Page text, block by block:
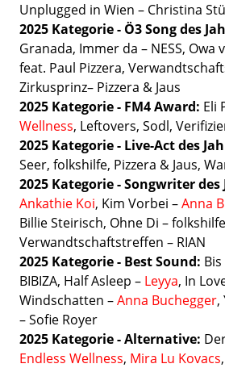
Unplugged in Wien – Christina
2025 Kategorie - Ö3 Song des
Granada, Immer da – NESS, Owa
feat. Paul Pizzera,
Zirkusprinz– Pizzera & Jaus
2025 Kategorie - FM4 Award: Eli
Wellness, Leftovers, Sodl,
2025 Kategorie - Live-Act des
Seer, folkshilfe, Pizzera & Jaus,
2025 Kategorie - Songwriter des
Ankathie Koi, Kim Vorbei –Anna
Billie Steirisch, Ohne Di –
Verwandtschaftstreffen – RIAN
2025 Kategorie - Best Sound:
BIBIZA, Half Asleep – Leyya, In
Windschatten –Anna Buchegger,
– Sofie Royer
2025 Kategorie - Alternative:
Endless Wellness, Mira Lu Kovacs,